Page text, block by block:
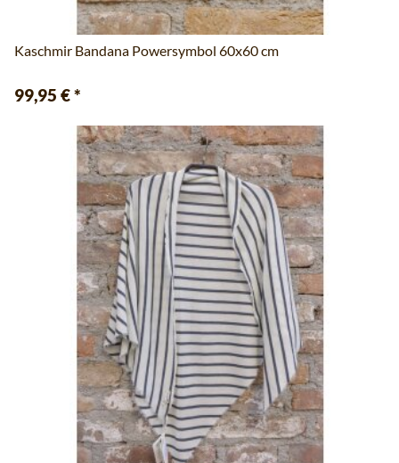
Kaschmir Bandana Powersymbol 60x60 cm
99,95 €*